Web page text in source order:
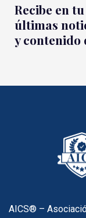
Recibe en
últimas
y contenido
AICS® –